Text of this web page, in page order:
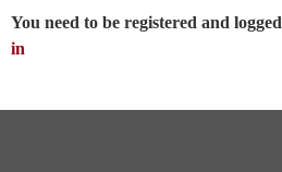
You need to be registered and
in